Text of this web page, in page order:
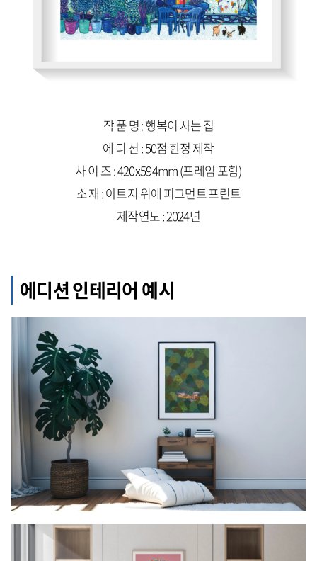
작 품 명 : 행복이 사는 집
에 디 션 : 50점 한정 제작
사 이 즈 : 420x594mm (프레임 포함)
소 재 : 아트지 위에 피그먼트 프린트
제작연도 : 2024년
에디션 인테리어 예시